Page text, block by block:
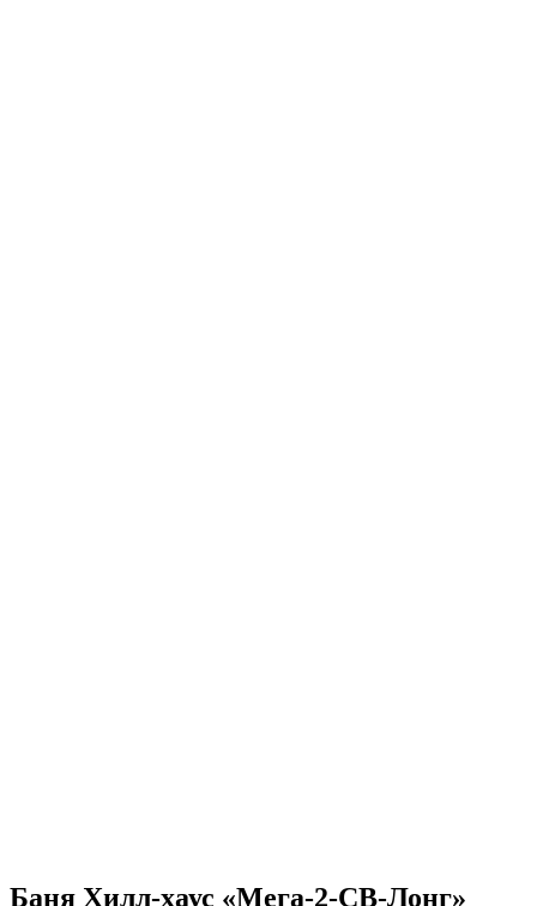
Баня Хилл-хаус «Мега-2-СВ-Лонг»